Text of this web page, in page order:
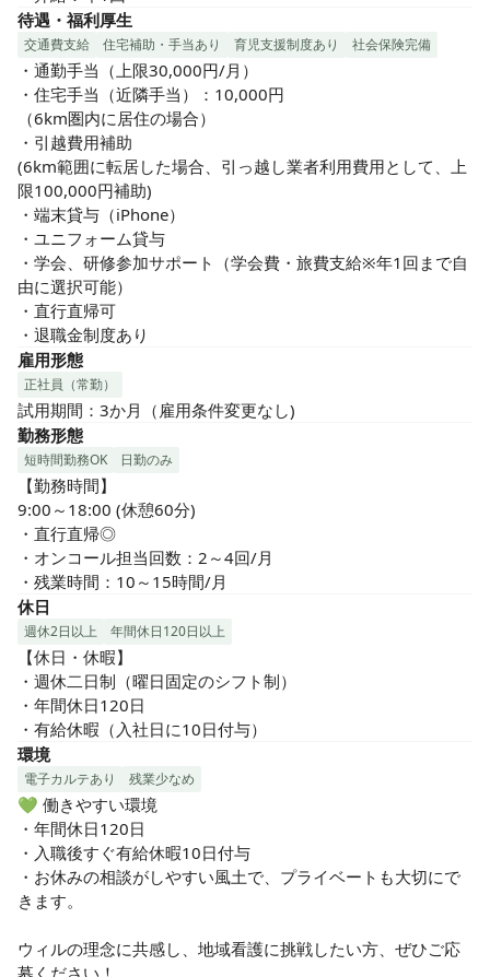
待遇・福利厚生
交通費支給 住宅補助・手当あり 育児支援制度あり 社会保険完備
・通勤手当（上限30,000円/月）
・住宅手当（近隣手当）：10,000円
（6km圏内に居住の場合）
・引越費用補助
(6km範囲に転居した場合、引っ越し業者利用費用として、上
限100,000円補助)
・端末貸与（iPhone）
・ユニフォーム貸与
・学会、研修参加サポート（学会費・旅費支給※年1回まで自
由に選択可能）
・直行直帰可
・退職金制度あり
雇用形態
正社員（常勤）
試用期間：3か月（雇用条件変更なし)
勤務形態
短時間勤務OK 日勤のみ
【勤務時間】
9:00～18:00 (休憩60分)
・直行直帰◎
・オンコール担当回数：2～4回/月
・残業時間：10～15時間/月
休日
週休2日以上 年間休日120日以上
【休日・休暇】
・週休二日制（曜日固定のシフト制）
・年間休日120日
・有給休暇（入社日に10日付与）
環境
電子カルテあり 残業少なめ
💚 働きやすい環境
・年間休日120日
・入職後すぐ有給休暇10日付与
・お休みの相談がしやすい風土で、プライベートも大切にで
きます。
ウィルの理念に共感し、地域看護に挑戦したい方、ぜひご応
募ください！